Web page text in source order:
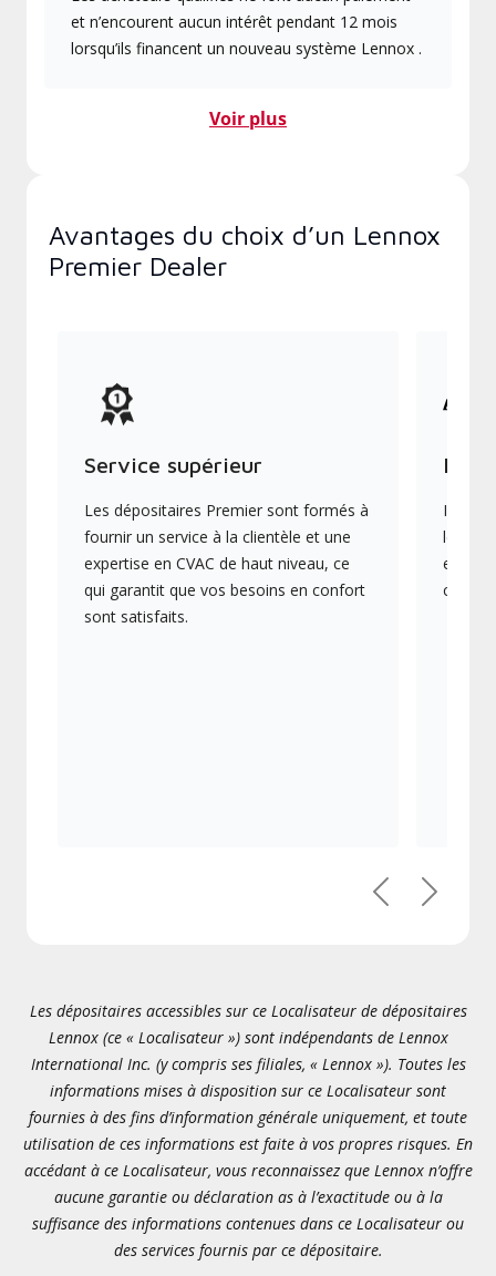
et n’encourent aucun intérêt pendant 12 mois
lorsqu’ils financent un nouveau système Lennox .
Voir plus
Avantages du choix d’un Lennox
Premier Dealer
Service supérieur
Les dépositaires Premier sont formés à
fournir un service à la clientèle et une
expertise en CVAC de haut niveau, ce
qui garantit que vos besoins en confort
sont satisfaits.
Ils
les
en
PrécédentSuivant
Les dépositaires accessibles sur ce Localisateur de dépositaires
Lennox (ce « Localisateur ») sont indépendants de Lennox
International Inc. (y compris ses filiales, « Lennox »). Toutes les
informations mises à disposition sur ce Localisateur sont
fournies à des fins d’information générale uniquement, et toute
utilisation de ces informations est faite à vos propres risques. En
accédant à ce Localisateur, vous reconnaissez que Lennox n’offre
aucune garantie ou déclaration as à l’exactitude ou à la
suffisance des informations contenues dans ce Localisateur ou
des services fournis par ce dépositaire.